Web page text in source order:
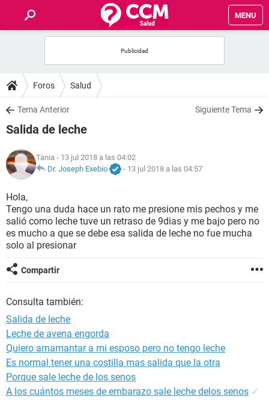
MENU
FOROS
SALUD
NUTRICIÓN
BIENESTAR
SEXUALIDAD
GLOSARIO
Foros Salud
Tema Anterior Siguiente Tema
Salida de leche
Tania - 13 jul 2018 a las 04:02
Dr. Joseph Exebio
- 13 jul 2018 a las 04:57
Hola,
Tengo una duda hace un rato me presione mis pechos y me
salió como leche tuve un retraso de 9dias y me bajo pero no
es mucho a que se debe esa salida de leche no fue mucha
solo al presionar
Compartir
Consulta también:
Salida de leche
Leche de avena engorda
Quiero amamantar a mi esposo pero no tengo leche
Es normal tener una costilla mas salida que la otra
Porque sale leche de los senos
A los cuántos meses de embarazo sale leche delos senos ✓